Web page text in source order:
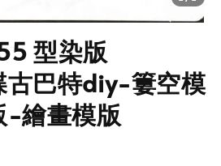
型染版
巴特diy-簍空模
繪畫模版